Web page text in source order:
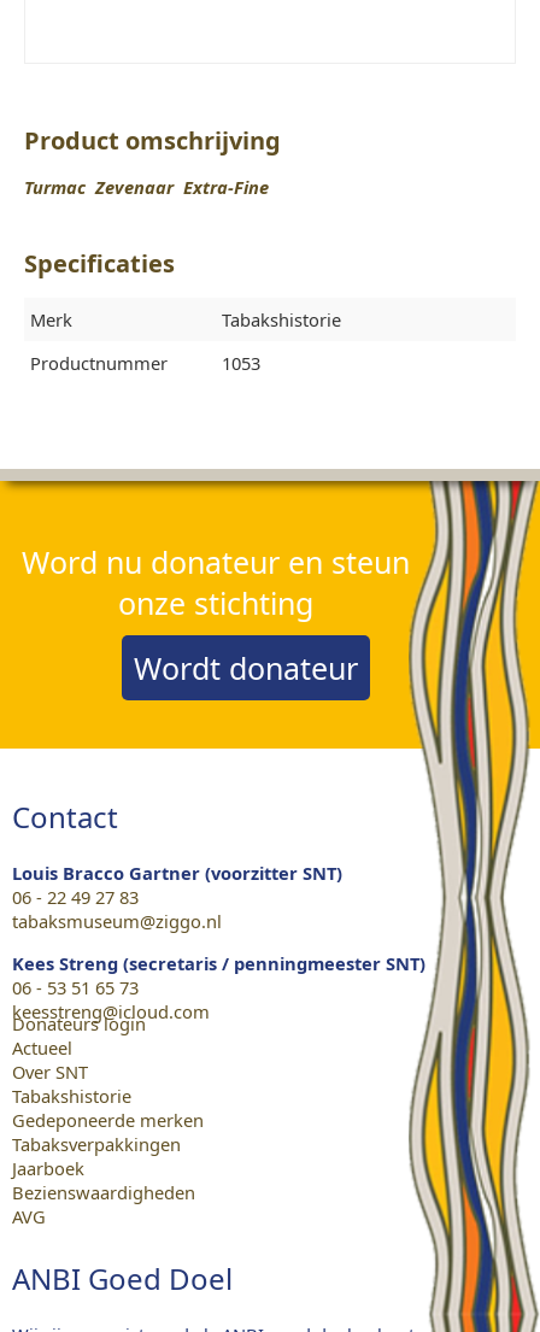
Product omschrijving
Turmac Zevenaar Extra-Fine
Specificaties
Merk
Tabakshistorie
Productnummer
1053
Word nu donateur en steun
onze stichting
Wordt donateur
Contact
Louis Bracco Gartner (voorzitter SNT)
06 - 22 49 27 83
tabaksmuseum@ziggo.nl
Kees Streng (secretaris / penningmeester SNT)
06 - 53 51 65 73
keesstreng@icloud.com
Donateurs login
Actueel
Over SNT
Tabakshistorie
Gedeponeerde merken
Tabaksverpakkingen
Jaarboek
Bezienswaardigheden
AVG
ANBI Goed Doel